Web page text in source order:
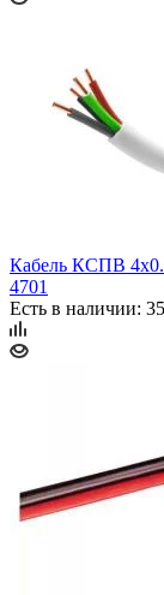
Кабель КСПВ
4701
Есть в наличии: 35